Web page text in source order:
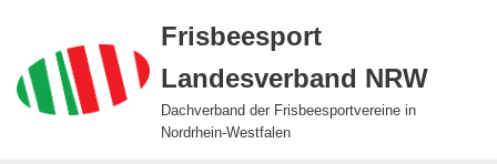
Zum
Inhalt
springen
Frisbeesport
Landesverband NRW
Dachverband der Frisbeesportvereine in
Nordrhein-Westfalen